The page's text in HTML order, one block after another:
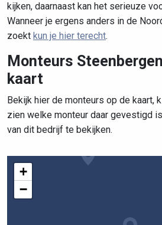
kijken, daarnaast kan het serieuze
Wanneer je ergens anders in de
zoekt kun je hier terecht.
Monteurs
kaart
Bekijk hier de monteurs op de kaart,
zien welke monteur daar gevestigd
van dit bedrijf te bekijken.
+
−